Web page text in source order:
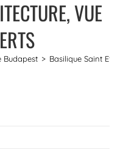
VUE
Budapest > Basilique Saint